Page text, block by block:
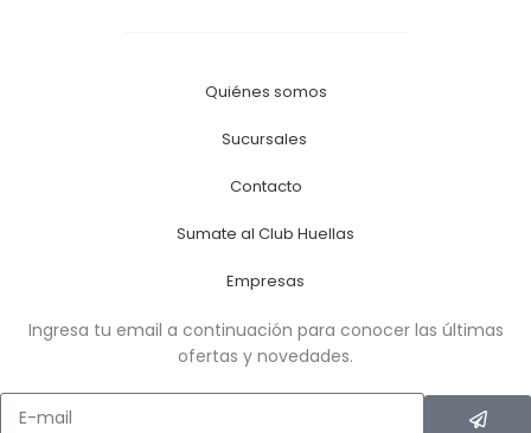
Quiénes somos
Sucursales
Contacto
Sumate al Club Huellas
Empresas
Ingresa tu email a continuación para conocer las últimas
ofertas y novedades.